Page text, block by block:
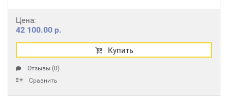
Цена:
42 100.00 р.
Купить
Отзывы (0)
Сравнить